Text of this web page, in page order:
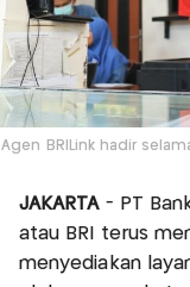
Agen BRILink hadir
JAKARTA- PT
atau BRI terus
menyediakan